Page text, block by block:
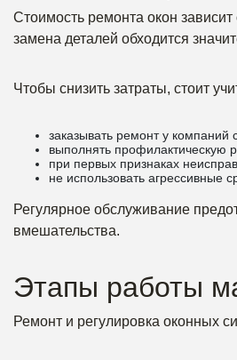
Стоимость ремонта окон
замена деталей обходится
Чтобы снизить затраты, стоит
заказывать ремонт у
выполнять профилактическую
при первых признаках
не использовать агрессивные
Регулярное обслуживание
вмешательства.
Этапы работы
Ремонт и регулировка оконных